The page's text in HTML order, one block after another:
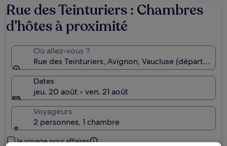
Rue des Teinturiers : Chambres
d’hôtes à proximité
Où allez-vous ?
Rue des Teinturiers, Avignon, Vaucluse
Dates
jeu. 20 août - ven. 21 août
Voyageurs
2 personnes, 1 chambre
Je voyage pour affaires